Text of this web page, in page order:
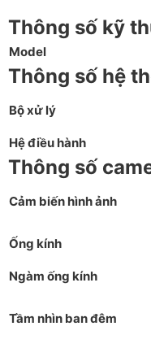
Thông số kỹ
Model
Thông số hệ
Bộ xử lý
Hệ điều hành
Thông số
Cảm biến hình ảnh
Ống kính
Ngàm ống kính
Tầm nhìn ban đêm